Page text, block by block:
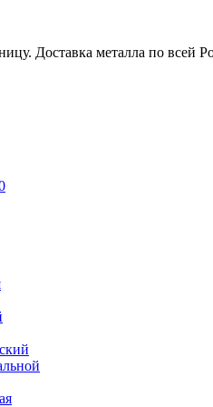
Доставка металла по всей